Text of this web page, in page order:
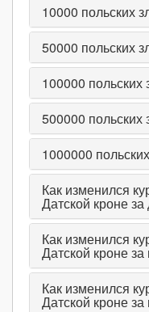
10000 польских
50000 польских
100000 польских
500000 польских
1000000
Как изменился
Датской кроне за
Как изменился
Датской кроне
Как изменился
Датской кроне